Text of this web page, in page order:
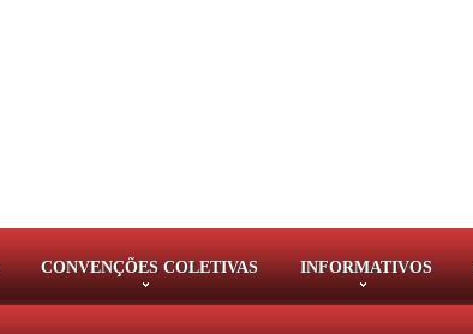
CONVENÇÕES COLETIVAS INFORMATIVOS